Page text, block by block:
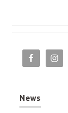
News